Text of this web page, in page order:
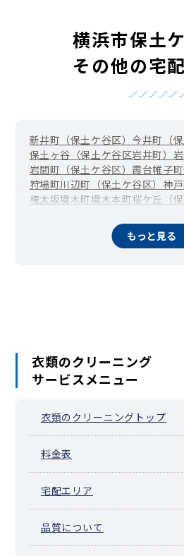
横浜市保土
その他の宅
新井町（保土ケ谷区） 今井町（保
保土ヶ谷（保土ケ谷区岩井町）
岩間町（保土ケ谷区） 霞台帷子町
狩場町川辺町（保土ケ谷区） 神
権太坂境木町境木本町桜ケ丘（保
東川島町 藤塚町
峰岡町峰沢町宮田
もっと見る
衣類のクリーニング
サービスメニュー
衣類のクリーニングトップ
料金表
宅配エリア
品質について